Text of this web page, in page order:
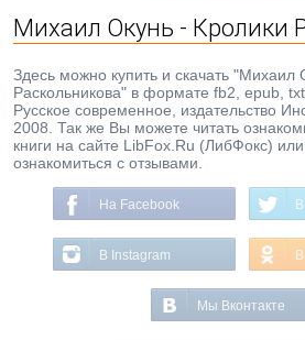
Михаил Окунь - Кролики
Здесь можно купить и скачать "Михаил
Раскольникова" в формате fb2, epub,
Русское современное, издательство
2008. Так же Вы можете читать
книги на сайте LibFox.Ru (ЛибФокс)
ознакомиться с отзывами.
На Facebook
В Instagram
Мы Вконтакте